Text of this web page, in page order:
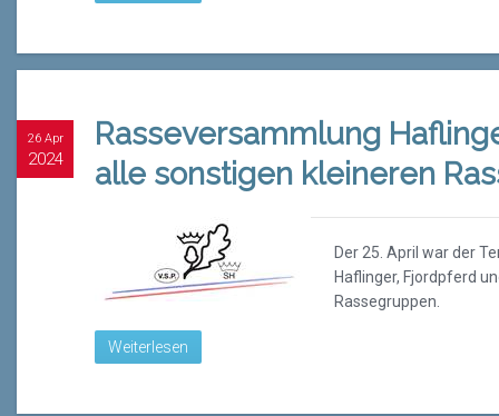
26 Apr
2024
Rasseversammlung
alle sonstigen kleineren
Der 25. April war der
Haflinger, Fjordpferd
Rassegruppen.
Weiterlesen